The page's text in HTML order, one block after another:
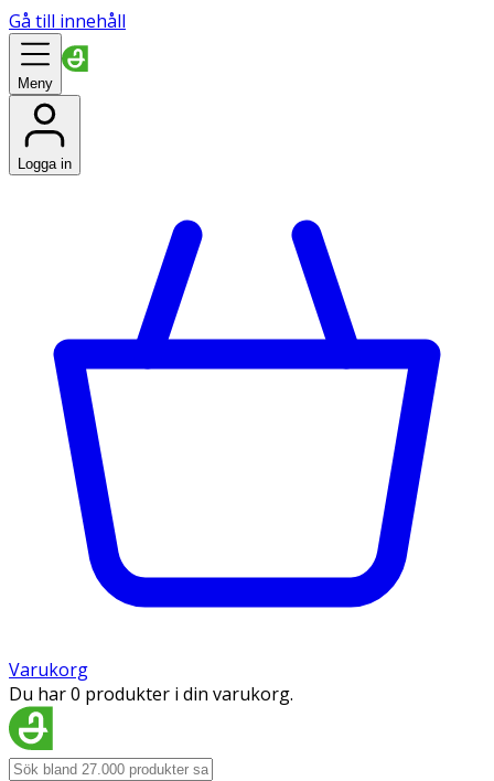
Gå till innehåll
Meny
Logga in
Varukorg
Du har 0 produkter i din varukorg.